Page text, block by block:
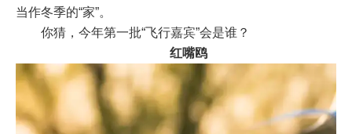
当作冬季的“家”。
你猜，今年第一批“飞行嘉宾”会是谁？
红嘴鸥